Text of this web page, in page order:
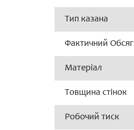
Тип казана
Фактичний Обсяг
Матеріал
Товщина стінок
Робочий тиск